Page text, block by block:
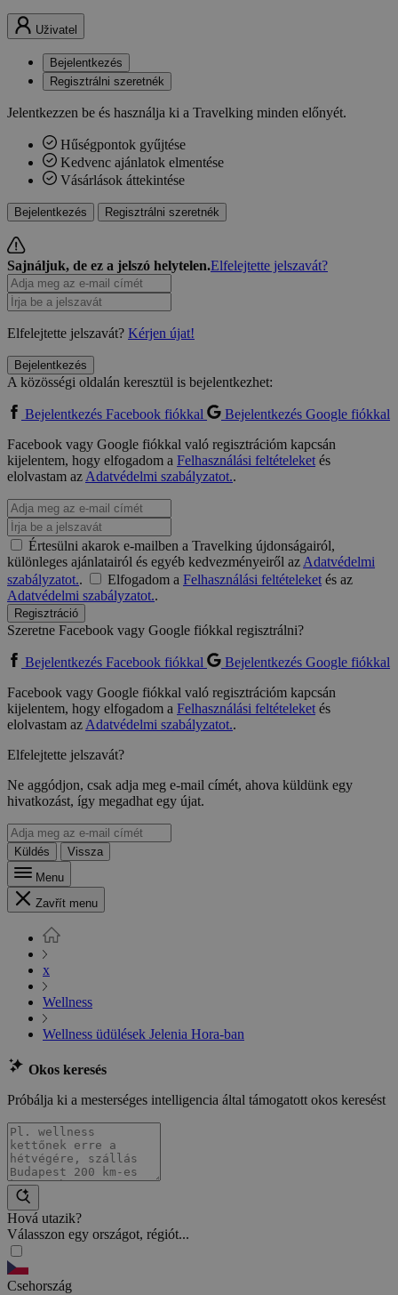
Uživatel
Bejelentkezés
Regisztrálni szeretnék
Jelentkezzen be és használja ki a Travelking minden előnyét.
Hűségpontok gyűjtése
Kedvenc ajánlatok elmentése
Vásárlások áttekintése
Bejelentkezés Regisztrálni szeretnék
Sajnáljuk, de ez a jelszó helytelen.Elfelejtette jelszavát?
Elfelejtette jelszavát? Kérjen újat!
Bejelentkezés
A közösségi oldalán keresztül is bejelentkezhet:
Bejelentkezés Facebook fiókkal
Bejelentkezés Google fiókkal
Facebook vagy Google fiókkal való regisztrációm kapcsán
kijelentem, hogy elfogadom a Felhasználási feltételeketés
elolvastam azAdatvédelmi szabályzatot..
Értesülni akarok e-mailben a Travelking újdonságairól,
különleges ajánlatairól és egyéb kedvezményeiről azAdatvédelmi
szabályzatot.. Elfogadom a Felhasználási feltételeketés az
Adatvédelmi szabályzatot..
Regisztráció
Szeretne Facebook vagy Google fiókkal regisztrálni?
Bejelentkezés Facebook fiókkal
Bejelentkezés Google fiókkal
Facebook vagy Google fiókkal való regisztrációm kapcsán
kijelentem, hogy elfogadom a Felhasználási feltételeketés
elolvastam azAdatvédelmi szabályzatot..
Elfelejtette jelszavát?
Ne aggódjon, csak adja meg e-mail címét, ahova küldünk egy
hivatkozást, így megadhat egy újat.
Küldés
Vissza
Menu
Zavřít menu
x
Wellness
Wellness üdülések Jelenia Hora-ban
Okos keresés
Próbálja ki a mesterséges intelligencia által támogatott okos keresést
Hová utazik?
Válasszon egy országot, régiót...
Csehország